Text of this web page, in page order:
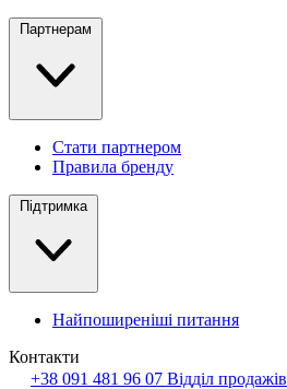
Партнерам
Стати партнером
Правила бренду
Підтримка
Найпоширеніші питання
Контакти
+38 091 481 96 07 Відділ продажів